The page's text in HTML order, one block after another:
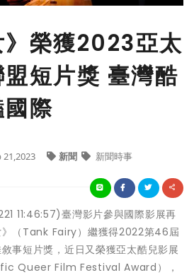
》榮獲2023亞太
短片獎 臺灣酷
際
21,2023 新聞 新聞時事
11:46:57)臺灣影片參與國際影展再
》（Tank Fairy）繼獲得2022第46屆
事短片獎，近日又榮獲亞太酷兒影展
Queer Film Festival Award），